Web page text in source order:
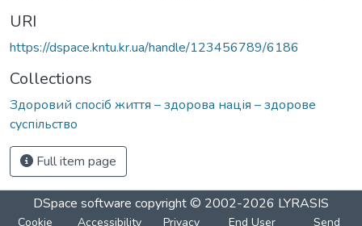
URI
https://dspace.kntu.kr.ua/handle/123456789/6186
Collections
Здоровий спосіб життя – здорова нація – здорове
суспільство
Full item page
DSpace software copyright © 2002-2026 LYRASIS
Cookie Accessibility Privacy End User Send